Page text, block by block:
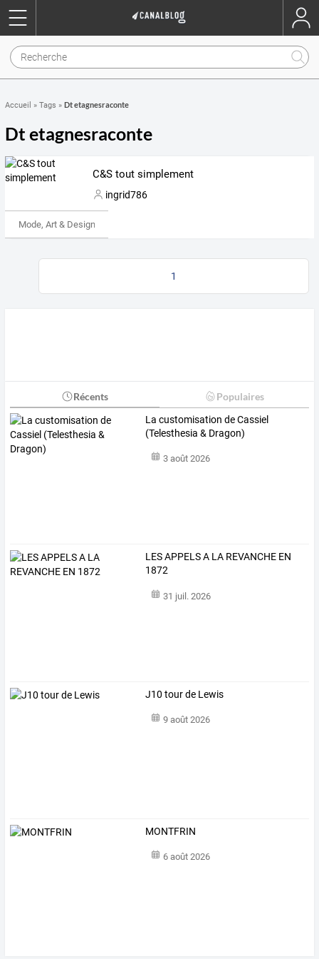
Accueil » Tags » Dt etagnesraconte
Dt etagnesraconte
C&S tout simplement
ingrid786
Mode, Art & Design
1
Récents Populaires
La customisation de Cassiel
(Telesthesia & Dragon)
3 août 2026
LES APPELS A LA REVANCHE EN
1872
31 juil. 2026
J10 tour de Lewis
9 août 2026
MONTFRIN
6 août 2026